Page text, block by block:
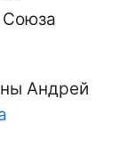
Союза
Андрей